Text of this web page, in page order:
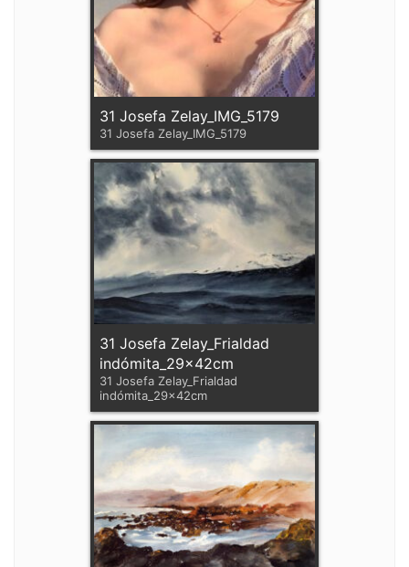
31 Josefa Zelay_IMG_5179
31 Josefa Zelay_IMG_5179
31 Josefa Zelay_Frialdad
indómita_29x42cm
31 Josefa Zelay_Frialdad
indómita_29x42cm